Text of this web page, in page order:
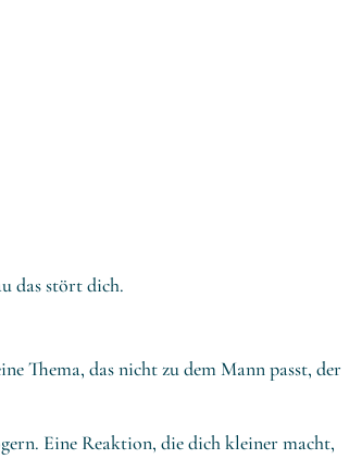
das stört dich.
Thema, das nicht zu dem Mann passt, der
Eine Reaktion, die dich kleiner macht,